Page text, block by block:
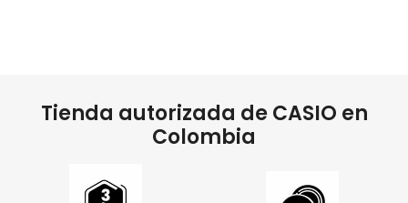
Tienda autorizada de CASIO en
Colombia